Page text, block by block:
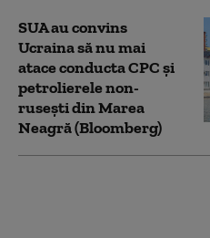
SUA au convins
Ucraina să nu mai
atace conducta CPC şi
petrolierele non-
ruseşti din Marea
Neagră (Bloomberg)